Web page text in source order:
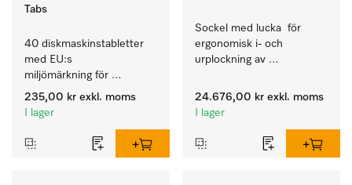
Tabs
40 diskmaskinstabletter
med EU:s
miljömärkning för
rengöring av mycket
smutsigt porslin, bestick
235,00 kr exkl. moms
I lager
Sockel med lucka  för
ergonomisk i- och
urplockning av
cm.
24.676,00 kr exkl. moms
I lager